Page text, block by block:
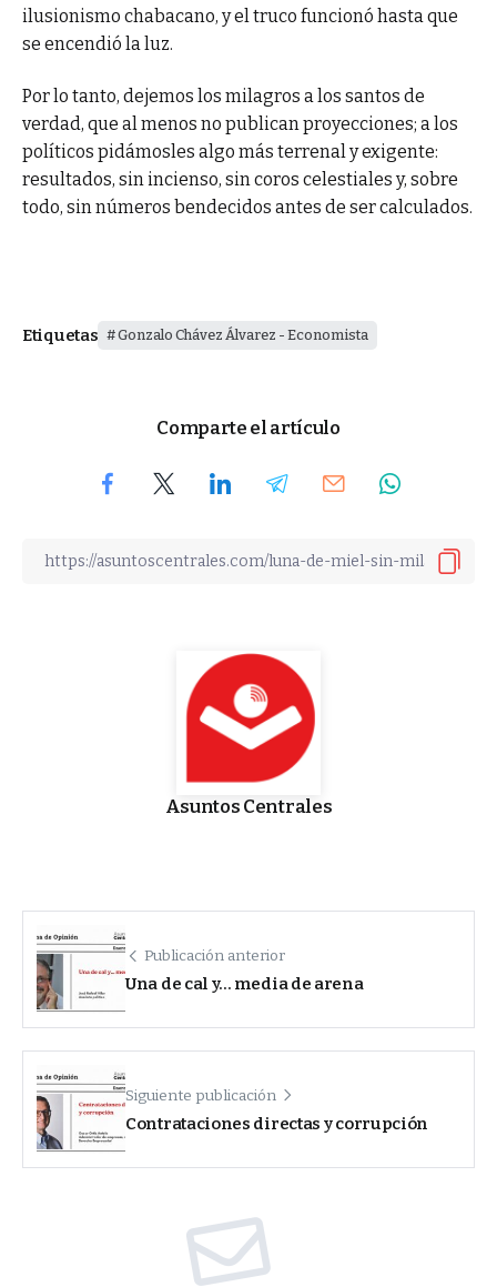
ilusionismo chabacano, y el truco funcionó hasta que
se encendió la luz.
Por lo tanto, dejemos los milagros a los santos de
verdad, que al menos no publican proyecciones; a los
políticos pidámosles algo más terrenal y exigente:
resultados, sin incienso, sin coros celestiales y, sobre
todo, sin números bendecidos antes de ser calculados.
Etiquetas Gonzalo Chávez Álvarez - Economista
Comparte el artículo
Asuntos Centrales
Publicación anterior
Una de cal y… media de arena
Siguiente publicación
Contrataciones directas y corrupción